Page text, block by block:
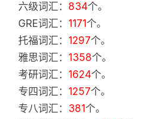
六级词汇： 834个。
GRE词汇： 1171个。
托福词汇： 1297个。
雅思词汇： 1358个。
考研词汇： 1624个。
专四词汇： 1257个。
专八词汇： 381个。